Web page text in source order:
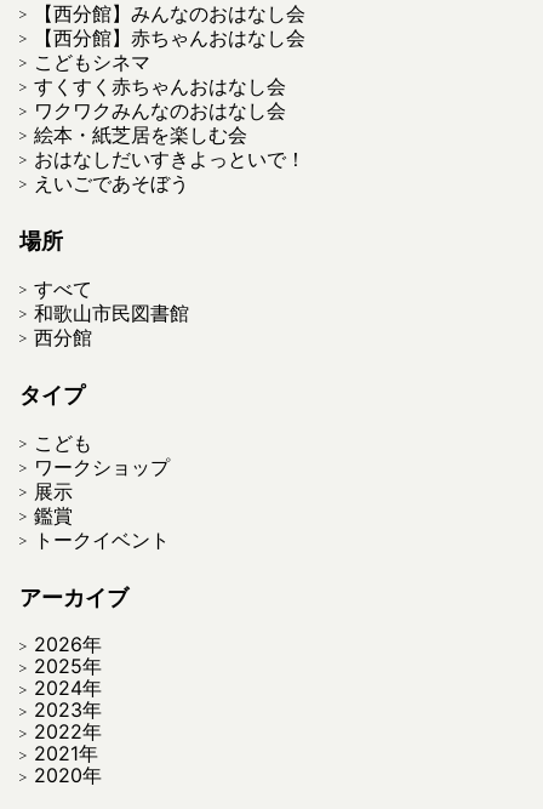
【西分館】みんなのおはなし会
【西分館】赤ちゃんおはなし会
こどもシネマ
すくすく赤ちゃんおはなし会
ワクワクみんなのおはなし会
絵本・紙芝居を楽しむ会
おはなしだいすきよっといで！
えいごであそぼう
場所
すべて
和歌山市民図書館
西分館
タイプ
こども
ワークショップ
展示
鑑賞
トークイベント
アーカイブ
2026年
2025年
2024年
2023年
2022年
2021年
2020年